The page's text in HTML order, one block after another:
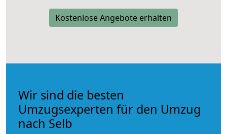
Kostenlose Angebote erhalten
Wir sind die besten
Umzugsexperten für den Umzug
nach Selb